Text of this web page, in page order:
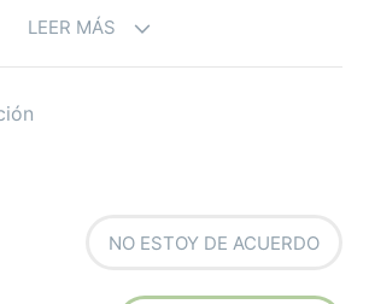
Condiciones de uso
Protección de datos
LEER MÁS
NO ESTOY DE ACUERDO